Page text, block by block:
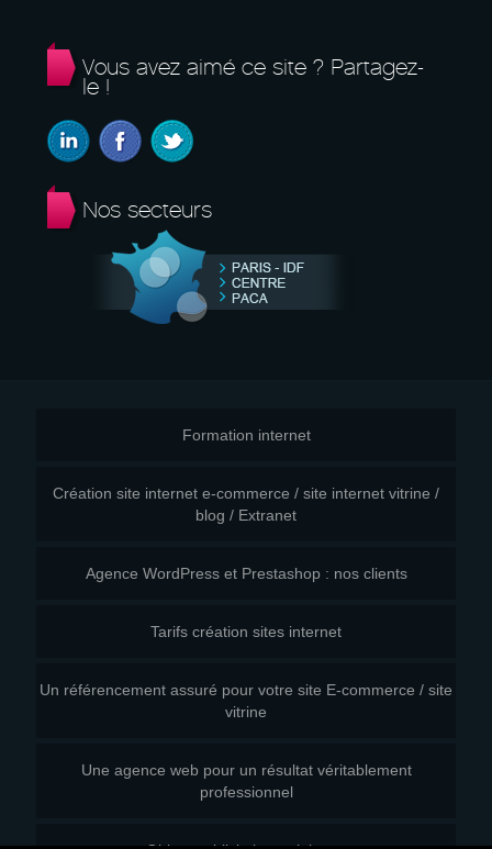
Vous avez aimé ce site ? Partagez-
le !
Nos secteurs
Formation internet
Création site internet e-commerce / site internet vitrine /
blog / Extranet
Agence WordPress et Prestashop : nos clients
Tarifs création sites internet
Un référencement assuré pour votre site E-commerce / site
vitrine
Une agence web pour un résultat véritablement
professionnel